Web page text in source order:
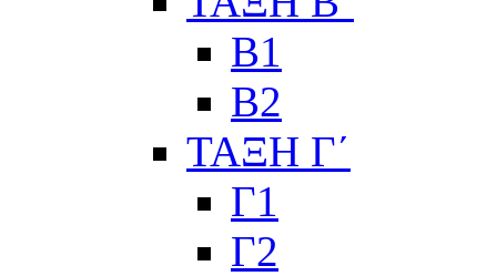
Β1
Β2
ΤΑΞΗ Γ΄
Γ1
Γ2